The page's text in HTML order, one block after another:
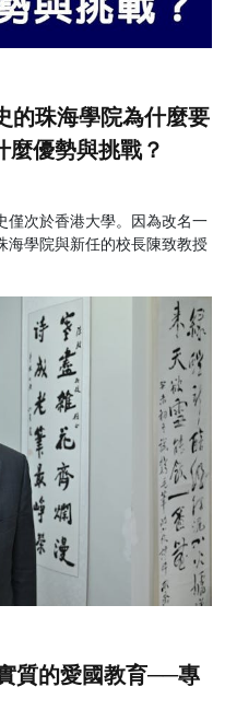
的珠海學院為什麼要
麼優勢與挑戰？
僅次於香港大學。因為改名一
海學院與新任的校長陳致教授
質的愛國教育──專